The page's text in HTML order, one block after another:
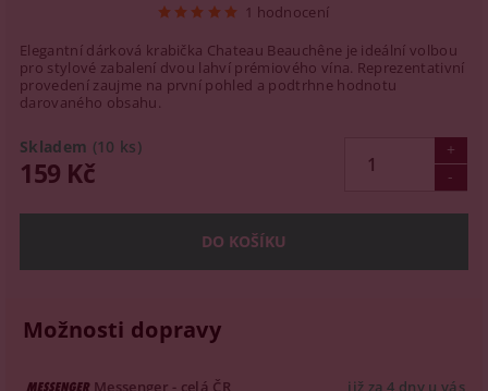
1 hodnocení
Elegantní dárková krabička Chateau Beauchêne je ideální volbou
pro stylové zabalení dvou lahví prémiového vína. Reprezentativní
provedení zaujme na první pohled a podtrhne hodnotu
darovaného obsahu.
Skladem (10 ks)
159 Kč
Možnosti dopravy
Messenger - celá ČR již za 4 dny u vás